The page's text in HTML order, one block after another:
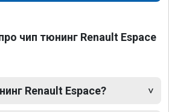
чип тюнинг Renault Espace
Renault Espace?